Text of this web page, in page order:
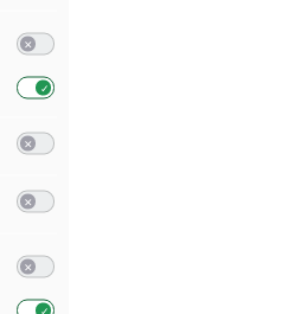
zu Verwendung reduzierter Daten zur Auswahl von
zu Erstellung von Profilen für personalisierte
zu Verwendung von Profilen zur Auswahl
zu Messung der Werbeleistung